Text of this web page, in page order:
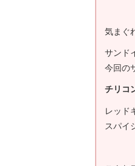
気まぐ
サンド
今回の
チリコ
レッド
スパイ